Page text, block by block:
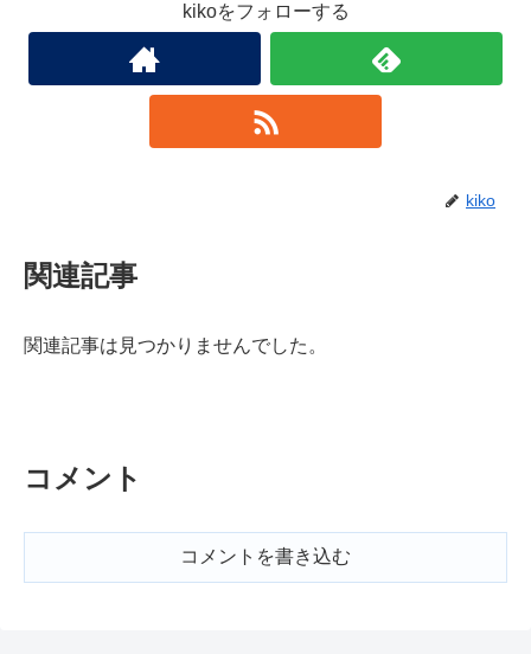
kikoをフォローする
kiko
関連記事
関連記事は見つかりませんでした。
コメント
コメントを書き込む